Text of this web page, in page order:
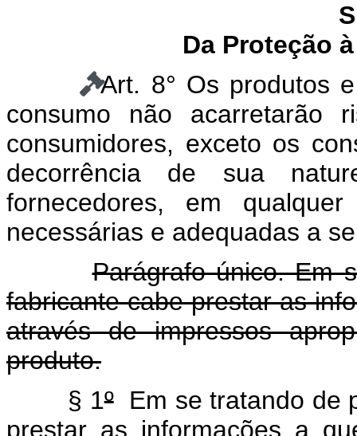
Da Proteção
Art. 8° Os produtos
consumo não acarretarão
consumidores, exceto os
decorrência de sua
fornecedores, em
necessárias e adequadas a
Parágrafo único. Em
fabricante cabe prestar as
através de impressos
produto.
§ 1º Em se tratando de
prestar as informações a